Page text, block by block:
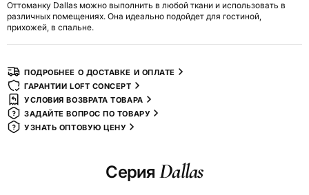
Оттоманку Dallas можно выполнить в любой ткани и использовать в
различных помещениях. Она идеально подойдет для гостиной,
прихожей, в спальне.
ПОДРОБНЕЕ О ДОСТАВКЕ И ОПЛАТЕ
ГАРАНТИИ LOFT CONCEPT
УСЛОВИЯ ВОЗВРАТА ТОВАРА
ЗАДАЙТЕ ВОПРОС ПО ТОВАРУ
УЗНАТЬ ОПТОВУЮ ЦЕНУ
Серия Dallas